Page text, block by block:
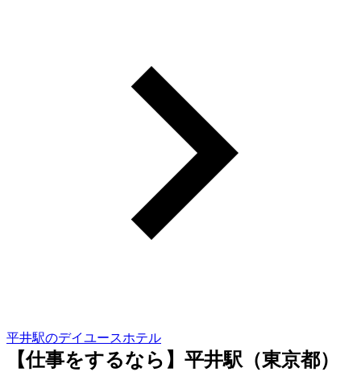
平井駅のデイユースホテル
【仕事をするなら】平井駅（東京都）